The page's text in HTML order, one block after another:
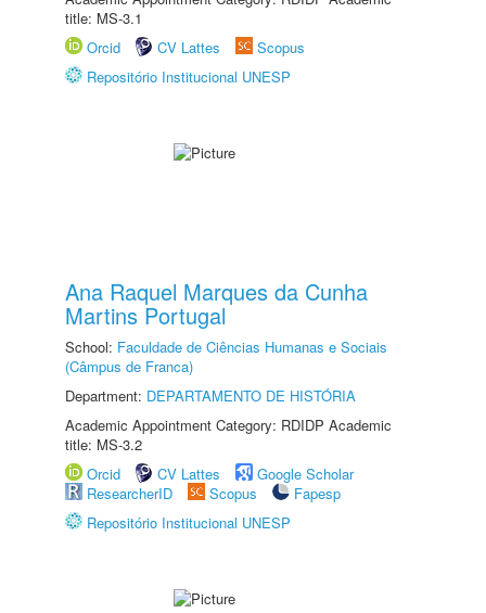
title: MS-3.1
Orcid
CV Lattes
Scopus
Repositório Institucional UNESP
Ana Raquel Marques da Cunha
Martins Portugal
School: Faculdade de Ciências Humanas e Sociais
(Câmpus de Franca)
Department: DEPARTAMENTO DE HISTÓRIA
Academic Appointment Category: RDIDP Academic
title: MS-3.2
Orcid
CV Lattes
Google Scholar
ResearcherID
Scopus
Fapesp
Repositório Institucional UNESP